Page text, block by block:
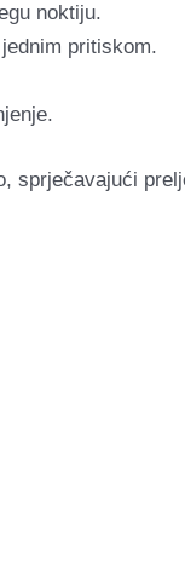
noktiju.
pritiskom.
sprječavajući